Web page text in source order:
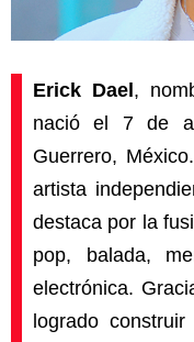
Erick Dael ,
nació el 7 de
Guerrero,
artista
destaca por la
pop, balada,
electrónica.
logrado